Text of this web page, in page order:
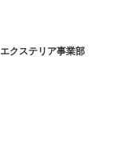
エクステリア事業部